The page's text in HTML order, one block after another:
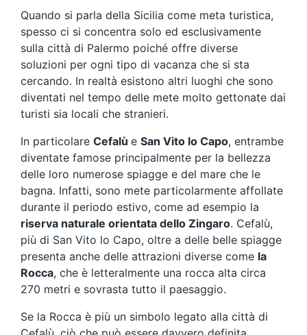
Quando si parla della Sicilia come meta turistica,
spesso ci si concentra solo ed esclusivamente
sulla città di Palermo poiché offre diverse
soluzioni per ogni tipo di vacanza che si sta
cercando. In realtà esistono altri luoghi che sono
diventati nel tempo delle mete molto gettonate dai
turisti sia locali che stranieri.
In particolare Cefalù e San Vito lo Capo, entrambe
diventate famose principalmente per la bellezza
delle loro numerose spiagge e del mare che le
bagna. Infatti, sono mete particolarmente affollate
durante il periodo estivo, come ad esempio la
riserva naturale orientata dello Zingaro. Cefalù,
più di San Vito lo Capo, oltre a delle belle spiagge
presenta anche delle attrazioni diverse come la
Rocca, che è letteralmente una rocca alta circa
270 metri e sovrasta tutto il paesaggio.
Se la Rocca è più un simbolo legato alla città di